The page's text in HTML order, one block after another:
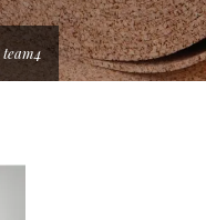
team4